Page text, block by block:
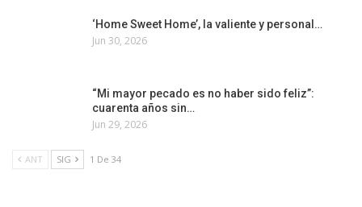
‘Home Sweet Home’, la valiente y personal…
Jun 30, 2026
“Mi mayor pecado es no haber sido feliz”:
cuarenta años sin…
Jun 29, 2026
ANT SIG 1 De 34